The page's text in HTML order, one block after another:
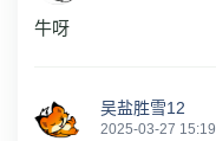
牛呀
吴盐胜雪12
2025-03-27 15:19